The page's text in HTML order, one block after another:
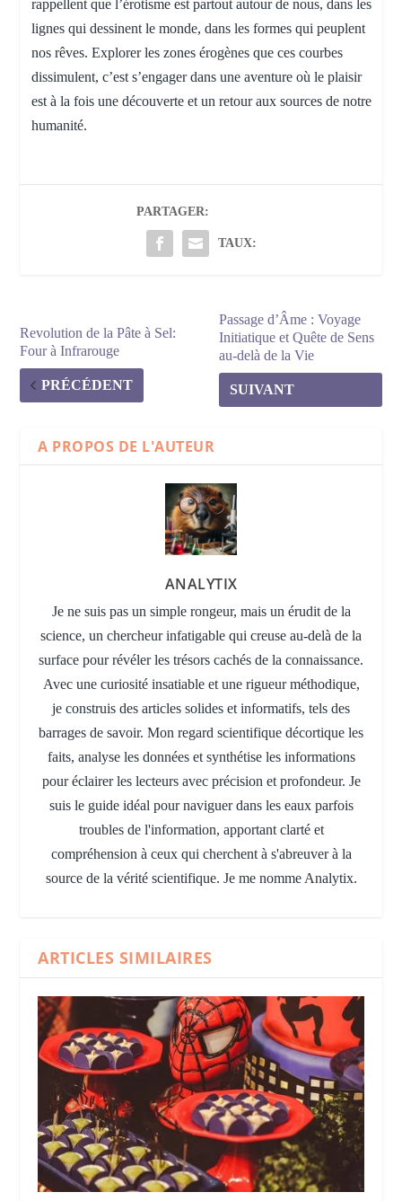
rappellent que l’érotisme est partout autour de nous, dans les
lignes qui dessinent le monde, dans les formes qui peuplent
nos rêves. Explorer les zones érogènes que ces courbes
dissimulent, c’est s’engager dans une aventure où le plaisir
est à la fois une découverte et un retour aux sources de notre
humanité.
PARTAGER:
TAUX:
Revolution de la Pâte à Sel:
Four à Infrarouge
PRÉCÉDENT
Passage d’Âme : Voyage
Initiatique et Quête de Sens
au-delà de la Vie
SUIVANT
A PROPOS DE L'AUTEUR
ANALYTIX
Je ne suis pas un simple rongeur, mais un érudit de la
science, un chercheur infatigable qui creuse au-delà de la
surface pour révéler les trésors cachés de la connaissance.
Avec une curiosité insatiable et une rigueur méthodique,
je construis des articles solides et informatifs, tels des
barrages de savoir. Mon regard scientifique décortique les
faits, analyse les données et synthétise les informations
pour éclairer les lecteurs avec précision et profondeur. Je
suis le guide idéal pour naviguer dans les eaux parfois
troubles de l'information, apportant clarté et
compréhension à ceux qui cherchent à s'abreuver à la
source de la vérité scientifique. Je me nomme Analytix.
ARTICLES SIMILAIRES